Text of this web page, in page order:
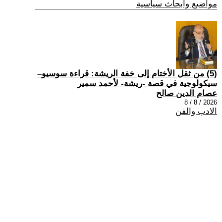
مواضيع وابحاث سياسية
(5) من ثقل الأختام إلى خفة الريشة: قراءة سوسيو–
سيكولوجية في قصة -ريشة- لأحمد سمير
عصام الدين صالح
2026 / 8 / 8
الادب والفن